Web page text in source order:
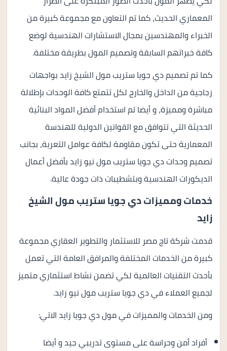
المعماري الحديث، كما تم التعاون مع مجموعة كبيرة من
الخبراء والمهندسين بمجال الاستشارات الهندسية لوضع
كافة خبراتهم السابقة وتصميم المول بطريقة مختلفة.
كما تم تصميم دي جويا ستريب مول الشيخ زايد بواجهات
زجاجية من الداخل والخارج لكل تتمتع كافة الوحدات بإطلالة
مباشرة ومميزة، و أيضا تم استخدام أفضل المواد البنائية
الحديثة التي تتوافق مع القوانين الدولية للهندسة
المعمارية حتى تكون مقاومة لكافة عوامل التعرية، بجانب
تصميم وحدات دي جويا ستريب مول نيو زايد بأفضل أعمال
الديكورات الهندسية وبتشطيبات ذات جودة عالية.
خدمات ومميزات دي جويا ستريب مول الشيخ
زايد
قدمت شركة تاج مصر للاستثمار والتطوير العقاري مجموعة
كبيرة من الخدمات المختلفة والمرافق العامة التي تعمل
بأحدث التقنيات العالمية لكي تضمن نشاط استثماري متميز
لجميع العملاء في دي جويا ستريب مول نيو زايد.
ومن الخدمات والمميزات في مول دي جويا زايد الاتي:
أفراد أمن وحراسة على مستوى تدريبي جيد و أيضا